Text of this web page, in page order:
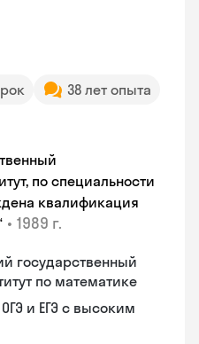
38 лет опыта
по специальности
квалификация
• 1989 г.
государственный
по математике
и ЕГЭ с высоким